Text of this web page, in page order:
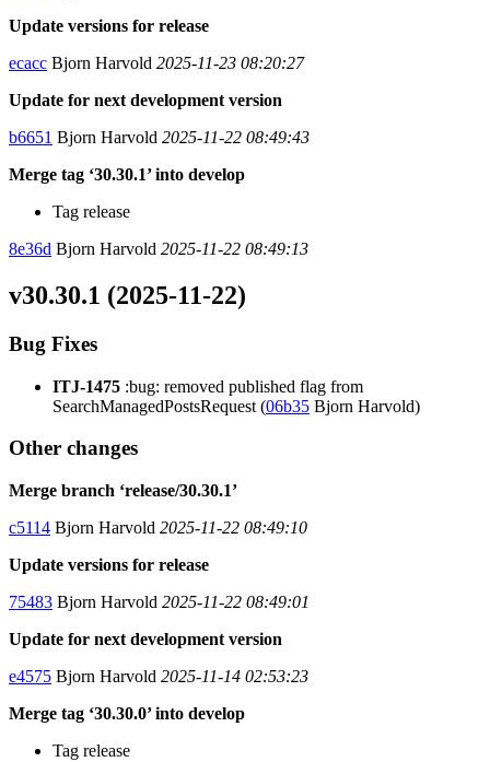
Update versions for release
ecacc Bjorn Harvold 2025-11-23 08:20:27
Update for next development version
b6651 Bjorn Harvold 2025-11-22 08:49:43
Merge tag ‘30.30.1’ into develop
Tag release
8e36d Bjorn Harvold 2025-11-22 08:49:13
v30.30.1 (2025-11-22)
Bug Fixes
ITJ-1475 :bug: removed published flag from
SearchManagedPostsRequest (06b35 Bjorn Harvold)
Other changes
Merge branch ‘release/30.30.1’
c5114 Bjorn Harvold 2025-11-22 08:49:10
Update versions for release
75483 Bjorn Harvold 2025-11-22 08:49:01
Update for next development version
e4575 Bjorn Harvold 2025-11-14 02:53:23
Merge tag ‘30.30.0’ into develop
Tag release